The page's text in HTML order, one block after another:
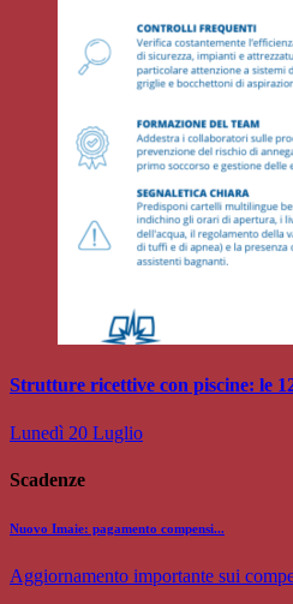
Strutture ricettive con piscine: le
Lunedì 20 Luglio
Scadenze
Nuovo Imaie: pagamento compensi...
Aggiornamento importante sui